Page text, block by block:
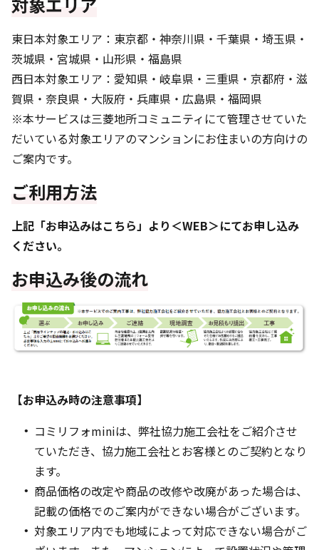
東日本対象エリア：東京都・神奈川県・千葉県・埼玉県・
茨城県・宮城県・山形県・福島県
西日本対象エリア：愛知県・岐阜県・三重県・京都府・滋
賀県・奈良県・大阪府・兵庫県・広島県・福岡県
※本サービスは三菱地所コミュニティにて管理させていた
だいている対象エリアのマンションにお住まいの方向けの
ご案内です。
ご利用方法
上記「お申込みはこちら」より＜WEB＞にてお申し込み
ください。
お申込み後の流れ
【お申込み時の注意事項】
コミリフォminiは、弊社協力施工会社をご紹介させ
ていただき、協力施工会社とお客様とのご契約となり
ます。
商品価格の改定や商品の改修や改廃があった場合は、
記載の価格でのご案内ができない場合がございます。
対象エリア内でも地域によって対応できない場合がご